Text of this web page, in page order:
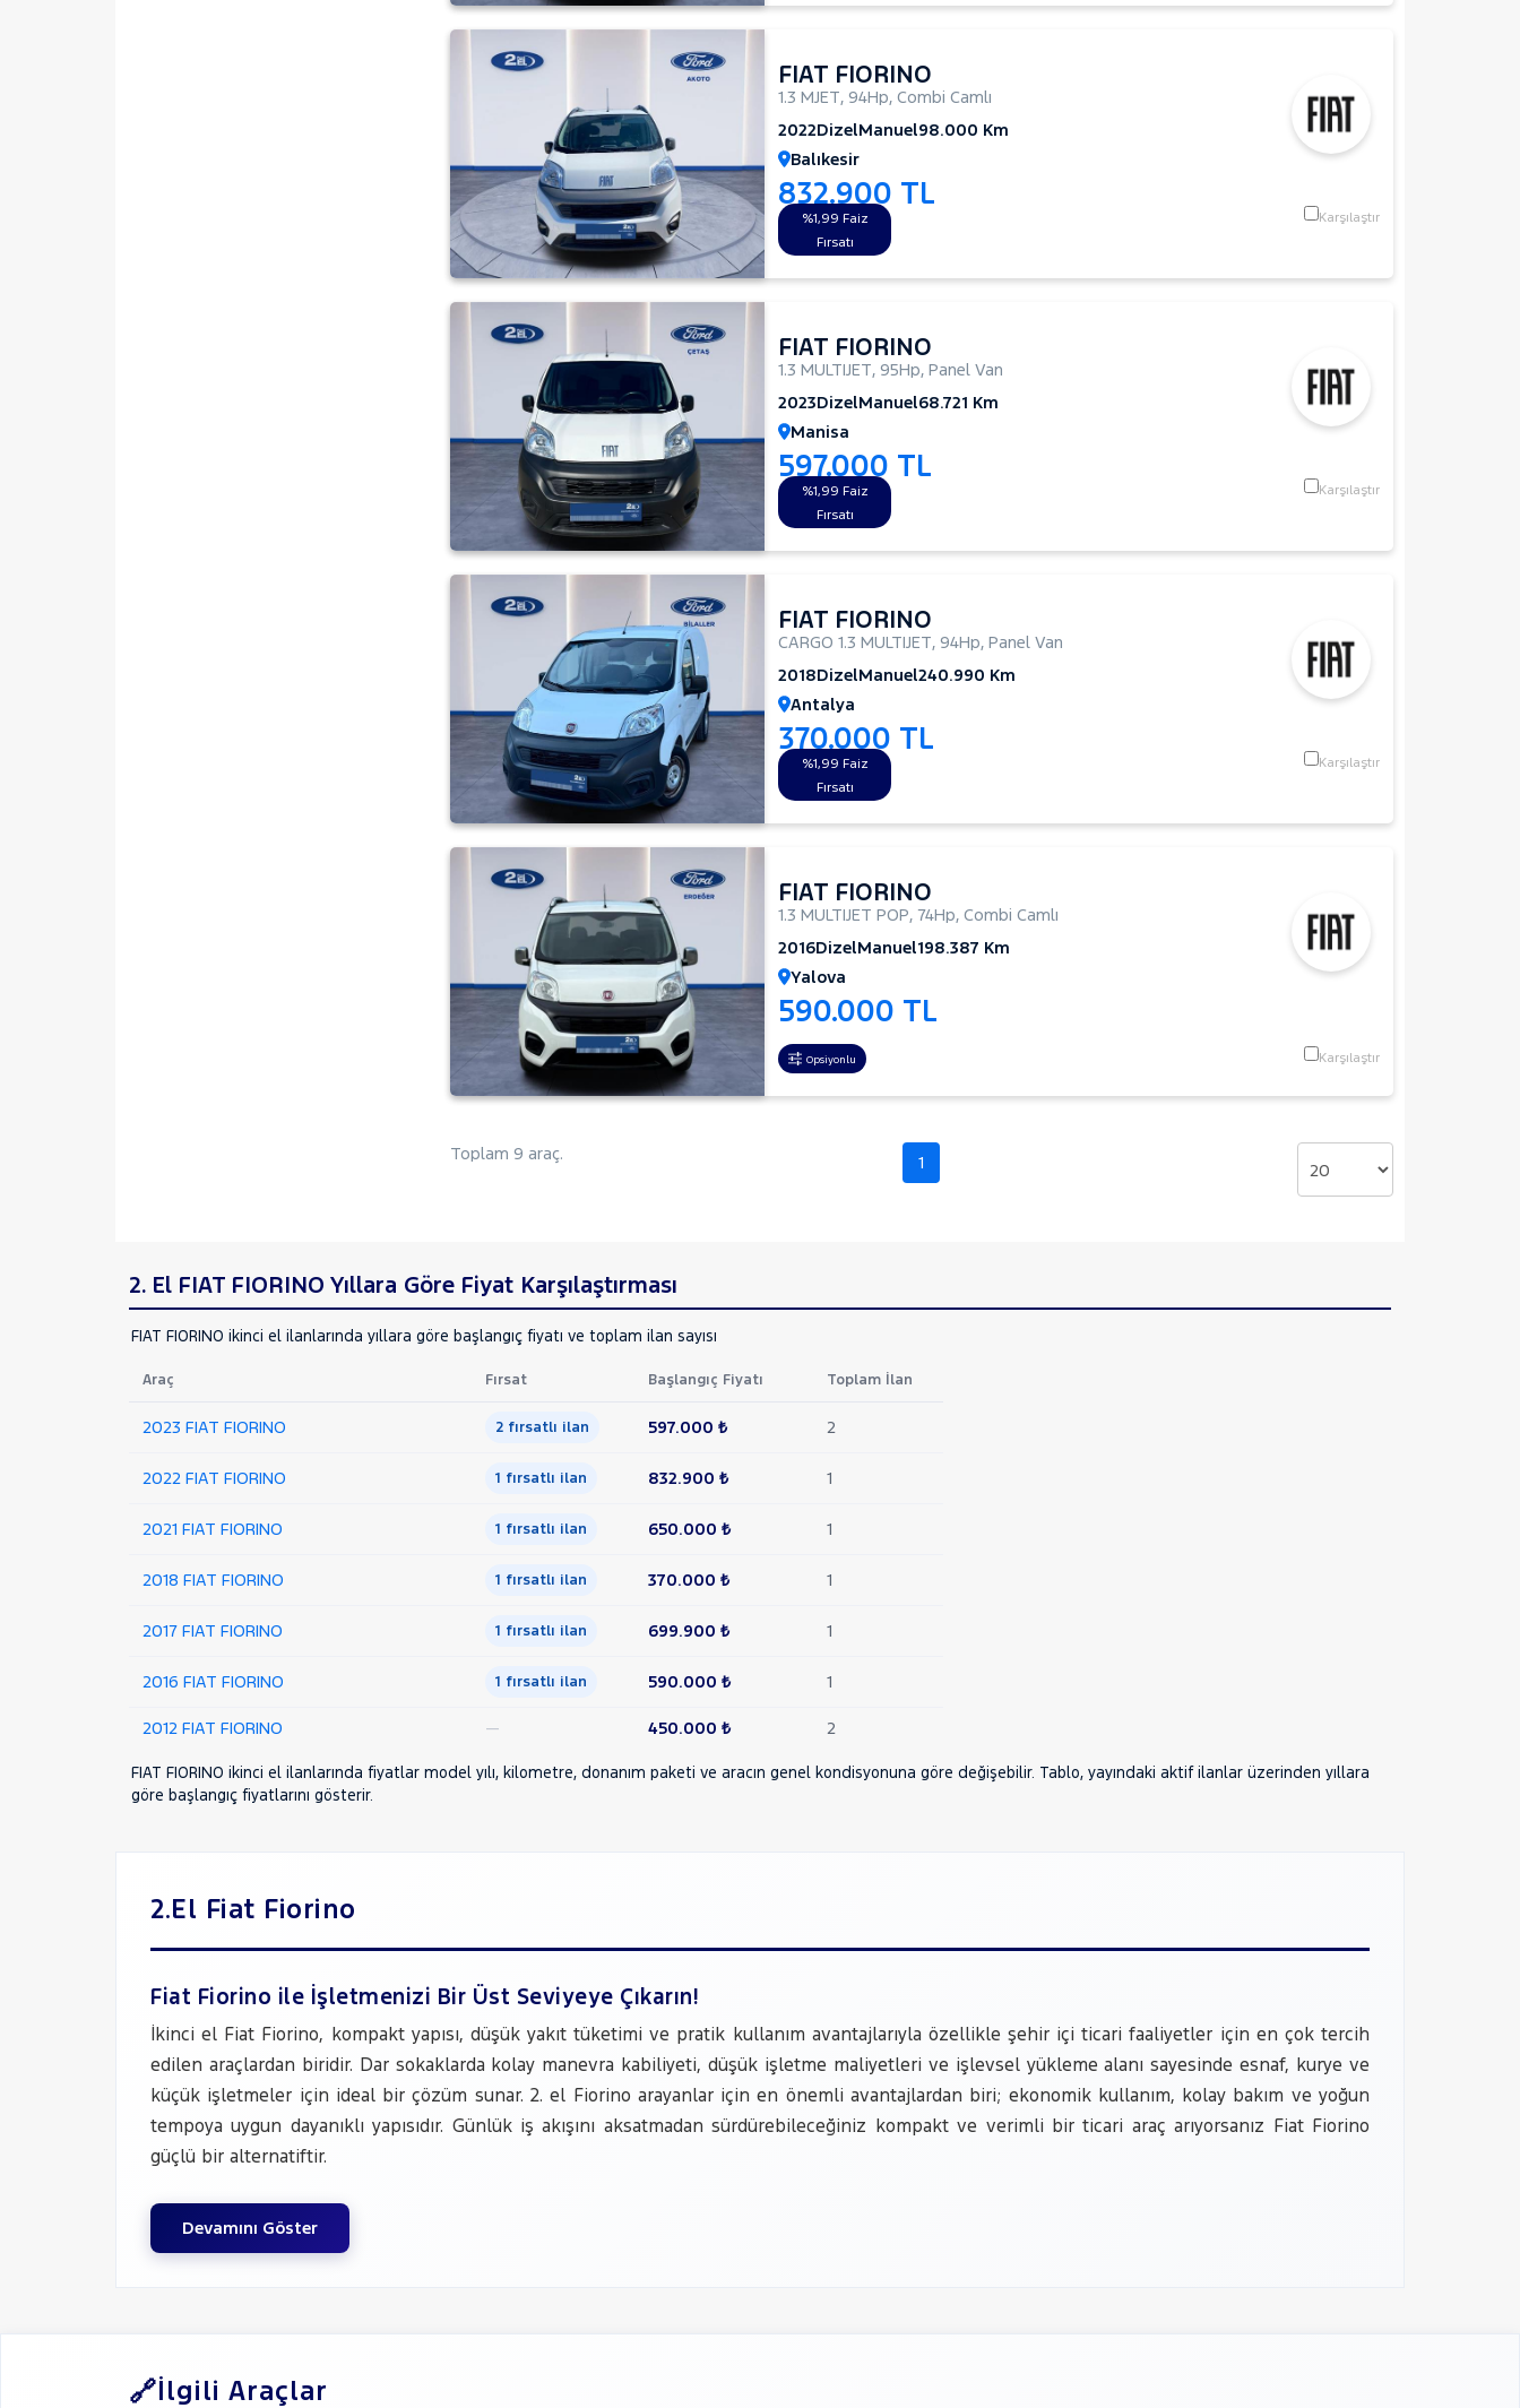
FIAT FIORINO
1.3 MJET, 94Hp, Combi Camlı
2022DizelManuel98.000 Km
Balıkesir
832.900 TL
%1,99 Faiz
Fırsatı
Karşılaştır
FIAT FIORINO
1.3 MULTIJET, 95Hp, Panel Van
2023DizelManuel68.721 Km
Manisa
597.000 TL
%1,99 Faiz
Fırsatı
Karşılaştır
FIAT FIORINO
CARGO 1.3 MULTIJET, 94Hp, Panel Van
2018DizelManuel240.990 Km
Antalya
370.000 TL
%1,99 Faiz
Fırsatı
Karşılaştır
FIAT FIORINO
1.3 MULTIJET POP, 74Hp, Combi Camlı
2016DizelManuel198.387 Km
Yalova
590.000 TL
Opsiyonlu Karşılaştır
Toplam 9 araç. 1
2. El FIAT FIORINO Yıllara Göre Fiyat Karşılaştırması
FIAT FIORINO ikinci el ilanlarında yıllara göre başlangıç fiyatı ve toplam ilan sayısı
Araç Fırsat Başlangıç Fiyatı Toplam İlan
2023 FIAT FIORINO 2 fırsatlı ilan 597.000 ₺ 2
2022 FIAT FIORINO 1 fırsatlı ilan 832.900 ₺ 1
2021 FIAT FIORINO 1 fırsatlı ilan 650.000 ₺ 1
2018 FIAT FIORINO 1 fırsatlı ilan 370.000 ₺ 1
2017 FIAT FIORINO 1 fırsatlı ilan 699.900 ₺ 1
2016 FIAT FIORINO 1 fırsatlı ilan 590.000 ₺ 1
2012 FIAT FIORINO — 450.000 ₺ 2
FIAT FIORINO ikinci el ilanlarında fiyatlar model yılı, kilometre, donanım paketi ve aracın genel kondisyonuna göre değişebilir. Tablo, yayındaki aktif ilanlar üzerinden yıllara
göre başlangıç fiyatlarını gösterir.
2.El Fiat Fiorino
Fiat Fiorino ile İşletmenizi Bir Üst Seviyeye Çıkarın!
İkinci el Fiat Fiorino, kompakt yapısı, düşük yakıt tüketimi ve pratik kullanım avantajlarıyla özellikle şehir içi ticari faaliyetler için en çok tercih
edilen araçlardan biridir. Dar sokaklarda kolay manevra kabiliyeti, düşük işletme maliyetleri ve işlevsel yükleme alanı sayesinde esnaf, kurye ve
küçük işletmeler için ideal bir çözüm sunar. 2. el Fiorino arayanlar için en önemli avantajlardan biri; ekonomik kullanım, kolay bakım ve yoğun
tempoya uygun dayanıklı yapısıdır. Günlük iş akışını aksatmadan sürdürebileceğiniz kompakt ve verimli bir ticari araç arıyorsanız Fiat Fiorino
güçlü bir alternatiftir.
Devamını Göster
İlgili Araçlar